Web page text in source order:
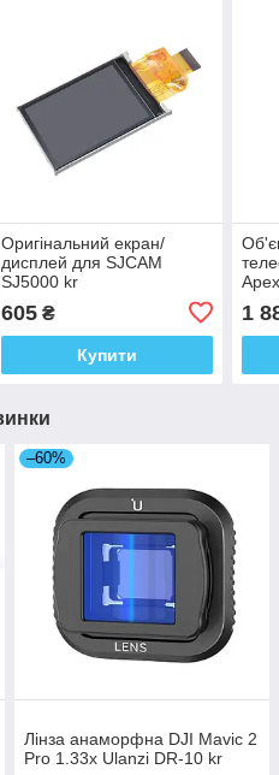
Оригінальний екран/
дисплей для SJCAM
SJ5000 kr
605₴
Купити
1
–60%
Лінза анаморфна DJI Mavic 2
Pro 1.33x Ulanzi DR-10 kr